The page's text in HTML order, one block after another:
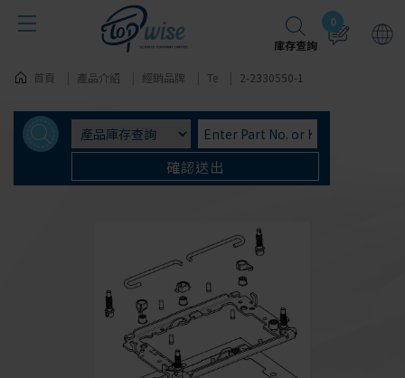
庫存查詢
0
首頁 產品介紹 經銷品牌 Te 2-2330550-1
確認送出
Cookie管理面板